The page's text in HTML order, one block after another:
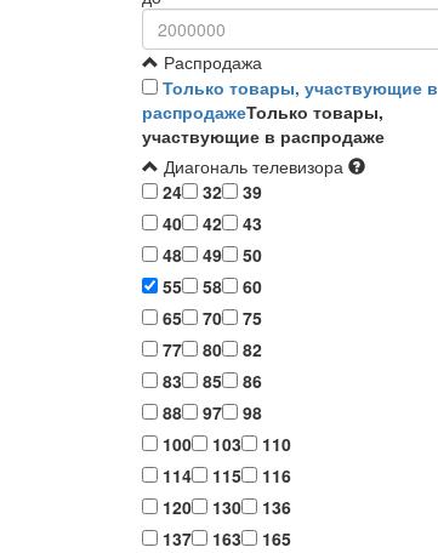
Распродажа
Только товары, участвующие в
распродажеТолько товары,
участвующие в распродаже
Диагональ телевизора
24
32
39
40
42
43
48
49
50
55
58
60
65
70
75
77
80
82
83
85
86
88
97
98
100
103
110
114
115
116
120
130
136
137
163
165